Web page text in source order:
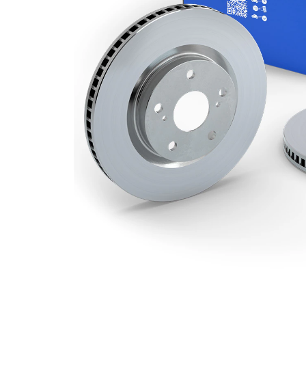
tloušťka
22,2 mm
Vnější
průměr
270 mm
Počet děr
5
Centrovací
průměr
78,5 mm
Kruhový
vyvrt Ø 2
100 mm
povrch
nátěr